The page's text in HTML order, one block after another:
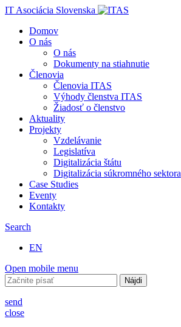
IT Asociácia Slovenska
Domov
O nás
O nás
Dokumenty na stiahnutie
Členovia
Členovia ITAS
Výhody členstva ITAS
Žiadosť o členstvo
Aktuality
Projekty
Vzdelávanie
Legislatíva
Digitalizácia štátu
Digitalizácia súkromného sektora
Case Studies
Eventy
Kontakty
Search
EN
Open mobile menu
Hľadať:
send
close